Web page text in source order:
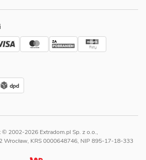
© 2002-2026 Extradom.pl Sp. z o.o.,
Wrocław, KRS 0000648746, NIP 895-17-18-333